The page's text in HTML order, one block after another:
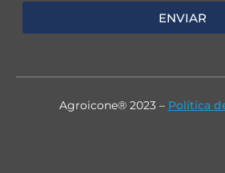
ENVIAR
Agroicone® 2023 – Política